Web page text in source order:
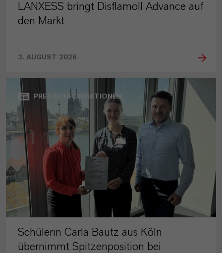
LANXESS bringt Disflamoll Advance auf
den Markt
3. AUGUST 2026
PRESSEINFORMATIONEN
Schülerin Carla Bautz aus Köln
übernimmt Spitzenposition bei